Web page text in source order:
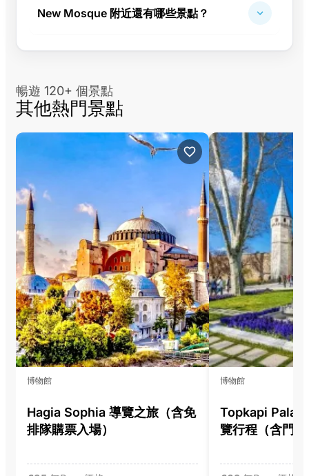
New Mosque 附近還有哪些景點？
暢遊 120+ 個景點
其他熱門景點
博物館
Hagia Sophia 導覽之旅（含免
排隊購票入場）
博物館
Topkapi
覽行程（含門